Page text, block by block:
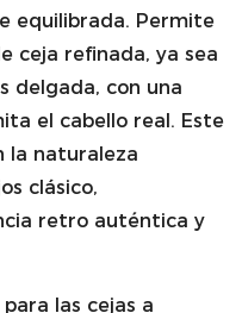
equilibrada. Permite
ceja refinada, ya sea
delgada, con una
el cabello real. Este
la naturaleza
clásico,
retro auténtica y
las cejas a